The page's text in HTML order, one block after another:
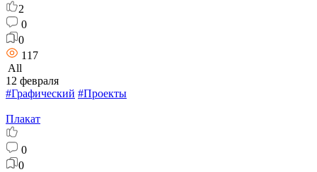
2
0
0
117
All
12 февраля
#Графический #Проекты
Плакат
0
0